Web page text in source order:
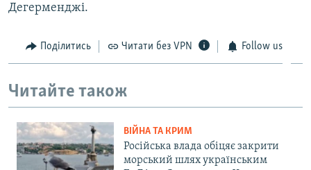
Дегерменджі.
Поділитись Читати без VPN Follow us
Читайте також
ВІЙНА ТА КРИМ
Російська влада обіцяє закрити
морський шлях українським